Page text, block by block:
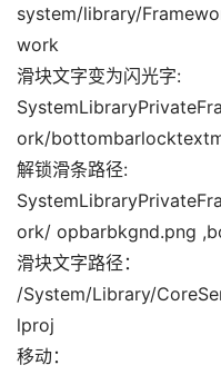
system/library/
work
滑块文字变为闪光字:
ork/
解锁滑条路径:
ork/ opbarbkgnd.png
滑块文字路径：
/System/Library/
lproj
移动：